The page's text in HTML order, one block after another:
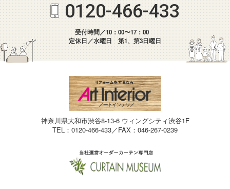
0120-466-433
受付時間／10：00〜17：00
定休日／水曜日 第1、第3日曜日
神奈川県大和市渋谷8-13-6 ウィングシティ渋谷1F
TEL：0120-466-433／FAX：046-267-0239